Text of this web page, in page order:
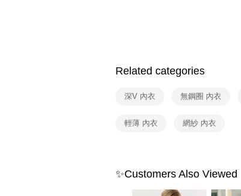
Related categories
深V 內衣 無鋼圈 內衣
輕薄 內衣 網紗 內衣
✨Customers Also Viewed